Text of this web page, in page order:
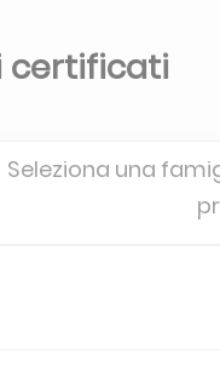
certificati
Seleziona una